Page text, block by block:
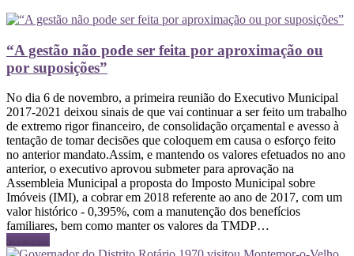
“A gestão não pode ser feita por aproximação ou
por suposições”
No dia 6 de novembro, a primeira reunião do Executivo Municipal
2017-2021 deixou sinais de que vai continuar a ser feito um trabalho
de extremo rigor financeiro, de consolidação orçamental e avesso à
tentação de tomar decisões que coloquem em causa o esforço feito
no anterior mandato.Assim, e mantendo os valores efetuados no ano
anterior, o executivo aprovou submeter para aprovação na
Assembleia Municipal a proposta do Imposto Municipal sobre
Imóveis (IMI), a cobrar em 2018 referente ao ano de 2017, com um
valor histórico - 0,395%, com a manutenção dos benefícios
familiares, bem como manter os valores da TMDP…
Ler mais